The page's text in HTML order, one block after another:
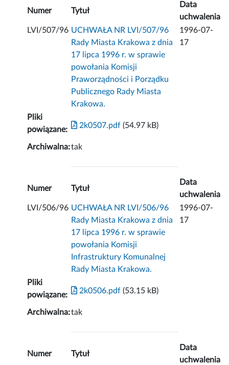
Numer Tytuł
Data
uchwalenia
LVI/507/96 UCHWAŁA NR LVI/507/96
Rady Miasta Krakowa z dnia
17 lipca 1996 r. w sprawie
powołania Komisji
Praworządności i Porządku
Publicznego Rady Miasta
Krakowa.
1996-07-
17
Pliki
powiązane:
2k0507.pdf (54.97 kB)
Archiwalna:tak
Numer Tytuł
Data
uchwalenia
LVI/506/96 UCHWAŁA NR LVI/506/96
Rady Miasta Krakowa z dnia
17 lipca 1996 r. w sprawie
powołania Komisji
Infrastruktury Komunalnej
Rady Miasta Krakowa.
1996-07-
17
Pliki
powiązane:
2k0506.pdf (53.15 kB)
Archiwalna:tak
Numer Tytuł
Data
uchwalenia